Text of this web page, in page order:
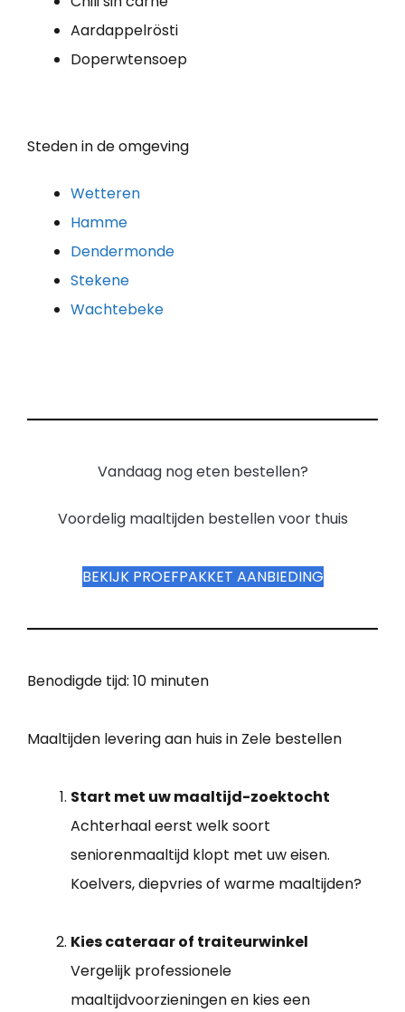
Aardappelrösti
Doperwtensoep
Steden in de omgeving
Wetteren
Hamme
Dendermonde
Stekene
Wachtebeke
Vandaag nog eten bestellen?
Voordelig maaltijden bestellen voor thuis
BEKIJK PROEFPAKKET AANBIEDING
Benodigde tijd: 10 minuten
Maaltijden levering aan huis in Zele bestellen
Start met uw maaltijd-zoektocht
Achterhaal eerst welk soort
seniorenmaaltijd klopt met uw eisen.
Koelvers, diepvries of warme maaltijden?
Kies cateraar of traiteurwinkel
Vergelijk professionele
maaltijdvoorzieningen en kies een